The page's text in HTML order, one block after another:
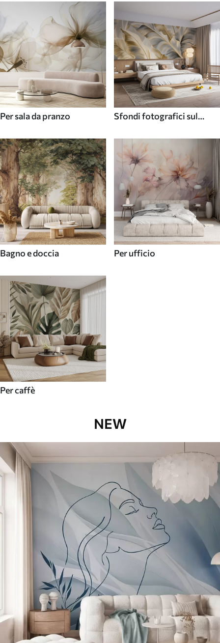
Per sala da pranzo
Sfondi fotografici sul
Bagno e doccia Per ufficio
Per caffè
NEW